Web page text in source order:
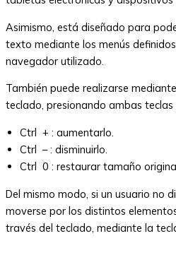
Asimismo, está diseñado para
texto mediante los menús
navegador utilizado.
También puede realizarse
teclado, presionando ambas
Ctrl + : aumentarlo.
Ctrl – : disminuirlo.
Ctrl 0 : restaurar tamaño
Del mismo modo, si un usuario no
moverse por los distintos
través del teclado, mediante la